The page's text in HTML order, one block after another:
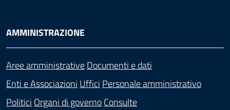
AMMINISTRAZIONE
Aree amministrativeDocumenti e dati
Enti e Associazioni Uffici Personale amministrativo
Politici Organi di governoConsulte